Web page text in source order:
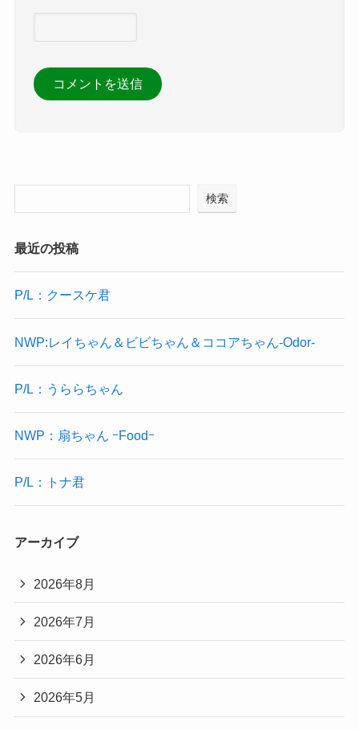
検索
最近の投稿
P/L：クースケ君
NWP:レイちゃん＆ビビちゃん＆ココアちゃん-Odor-
P/L：うららちゃん
NWP：扇ちゃん ｰFoodｰ
P/L：トナ君
アーカイブ
2026年8月
2026年7月
2026年6月
2026年5月